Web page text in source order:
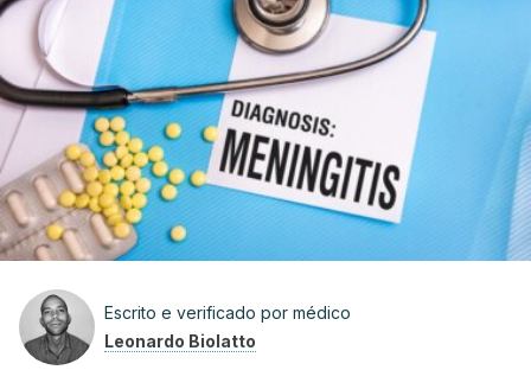
Escrito e verificado por médico
Leonardo Biolatto